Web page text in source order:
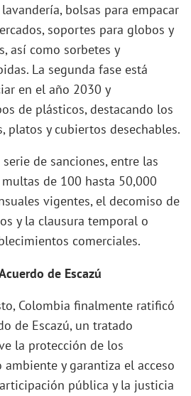
bolsas para empacar
soportes para globos y
así como sorbetes y
La segunda fase está
en el año 2030 y
de plásticos, destacando los
platos y cubiertos desechables.
de sanciones, entre las
de 100 hasta 50,000
vigentes, el decomiso de
y la clausura temporal o
comerciales.
de Escazú
Colombia finalmente ratificó
de Escazú, un tratado
la protección de los
y garantiza el acceso
pública y la justicia